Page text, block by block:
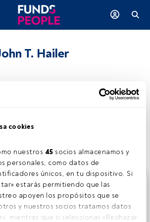
cookies
nuestros 45 socios almacenamos y
personales, como datos de
únicos, en tu dispositivo. Si
estarás permitiendo que las
apoyen los propósitos que se
y nuestros socios tratamos datos
mientras que si seleccionas «Rechazar
T. Hailer
para los usuarios registrados
ya estás registrado, accede desde el
no tienes cuenta, te invitamos a
de todo el universo que ofrece